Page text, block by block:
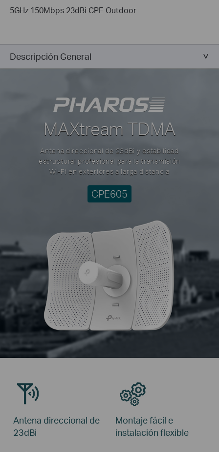
5GHz 150Mbps 23dBi CPE Outdoor
Descripción General
MAXtream TDMA
Antena direccional de 23dBi y estabilidad
estructural profesional para la transmisión
Wi-Fi en exteriores a larga distancia
CPE605
Antena direccional de
23dBi
Montaje fácil e
instalación flexible